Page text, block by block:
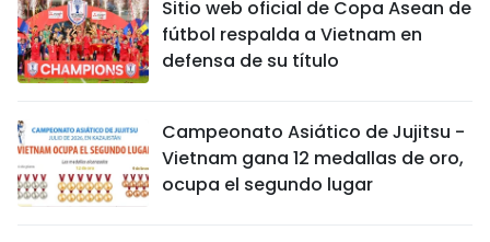
Sitio web oficial de Copa Asean de
fútbol respalda a Vietnam en
defensa de su título
Campeonato Asiático de Jujitsu -
Vietnam gana 12 medallas de oro,
ocupa el segundo lugar